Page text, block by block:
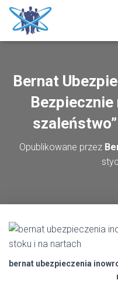
Bernat
Bezpiecznie
Opublikowane przez
bernat ubezpieczenia